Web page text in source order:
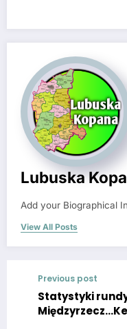
Lubuska
Add your Biographical
View All Posts
Previous post
Statystyki